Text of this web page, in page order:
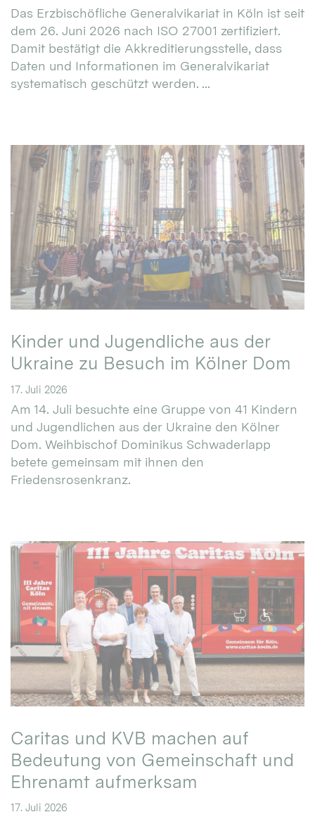
Das Erzbischöfliche Generalvikariat in Köln ist seit
dem 26. Juni 2026 nach ISO 27001 zertifiziert.
Damit bestätigt die Akkreditierungsstelle, dass
Daten und Informationen im Generalvikariat
systematisch geschützt werden. ...
Kinder und Jugendliche aus der
Ukraine zu Besuch im Kölner Dom
17. Juli 2026
Am 14. Juli besuchte eine Gruppe von 41 Kindern
und Jugendlichen aus der Ukraine den Kölner
Dom. Weihbischof Dominikus Schwaderlapp
betete gemeinsam mit ihnen den
Friedensrosenkranz.
Caritas und KVB machen auf
Bedeutung von Gemeinschaft und
Ehrenamt aufmerksam
17. Juli 2026